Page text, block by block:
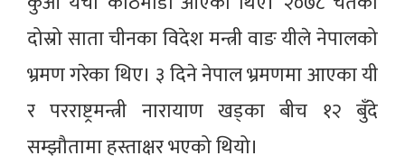
दोस्रो साता चीनका विदेश मन्त्री वाङ यीले नेपालको
भ्रमण गरेका थिए। ३ दिने नेपाल भ्रमणमा आएका यी
र परराष्ट्रमन्त्री नारायाण खड्का बीच १२ बुँदे
सम्झौतामा हस्ताक्षर भएको थियो।